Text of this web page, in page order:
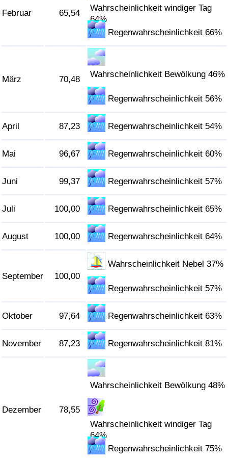
Februar 65,54
Wahrscheinlichkeit windiger Tag
64%
Regenwahrscheinlichkeit 66%
März 70,48
Wahrscheinlichkeit Bewölkung 46%
Regenwahrscheinlichkeit 56%
April 87,23 Regenwahrscheinlichkeit 54%
Mai 96,67 Regenwahrscheinlichkeit 60%
Juni 99,37 Regenwahrscheinlichkeit 57%
Juli 100,00 Regenwahrscheinlichkeit 65%
August 100,00 Regenwahrscheinlichkeit 64%
September 100,00
Wahrscheinlichkeit Nebel 37%
Regenwahrscheinlichkeit 57%
Oktober 97,64 Regenwahrscheinlichkeit 63%
November 87,23 Regenwahrscheinlichkeit 81%
Dezember 78,55
Wahrscheinlichkeit Bewölkung 48%
Wahrscheinlichkeit windiger Tag
64%
Regenwahrscheinlichkeit 75%
Verkehrs-Index (aktuell)
Verkehrs-Index nach Land